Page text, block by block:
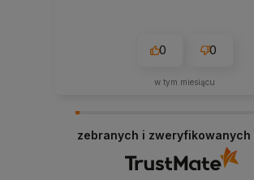
0 0
w tym miesiącu
zebranych i zweryfikowanych